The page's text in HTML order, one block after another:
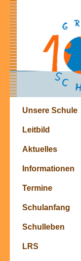
Unsere Schule
Leitbild
Aktuelles
Informationen
Termine
Schulanfang
Schulleben
LRS